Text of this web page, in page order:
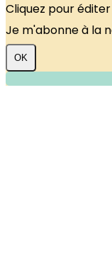
Cliquez pour éditer
Je m'abonne à la
OK